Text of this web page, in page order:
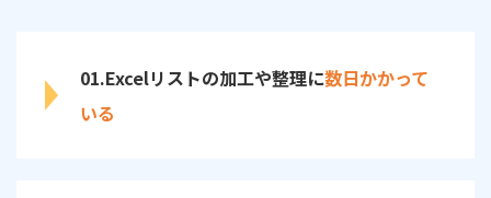
01.Excelリストの加工や整理に数日かかって
いる